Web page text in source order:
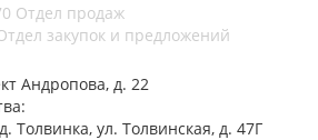
Отдел продаж
закупок и предложений
Андропова, д. 22
Толвинка, ул. Толвинская, д. 47Г